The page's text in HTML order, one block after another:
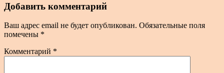
Добавить комментарий
Ваш адрес email не будет опубликован. Обязательные поля
помечены *
Комментарий *